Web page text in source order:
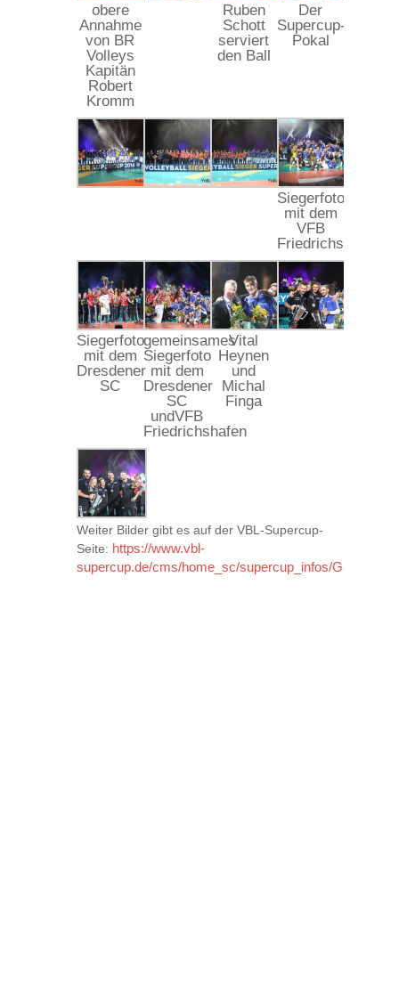
obere
Annahme
von BR
Volleys
Kapitän
Robert
Kromm
Ruben
Schott
serviert
den Ball
Der
Supercup-
Pokal
Siegerfoto
mit dem
VFB
Friedrichshafen
Siegerfoto
mit dem
Dresdener
SC
gemeinsames
Siegerfoto
mit dem
Dresdener
SC
undVFB
Friedrichshafen
Vital
Heynen
und
Michal
Finga
Weiter Bilder gibt es auf der VBL-Supercup-
Seite: https://www.vbl-
supercup.de/cms/home_sc/supercup_infos/Galerien/